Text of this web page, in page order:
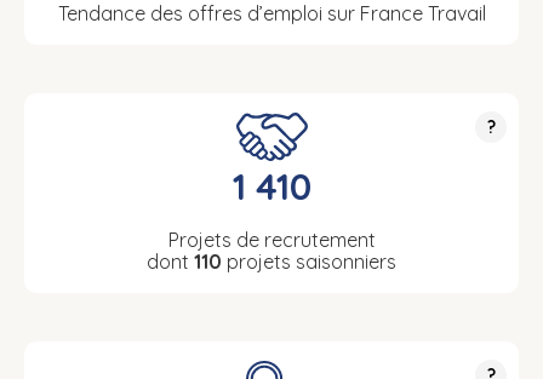
Tendance des offres d’emploi sur France Travail
?
1 410
Projets de recrutement
dont 110 projets saisonniers
?